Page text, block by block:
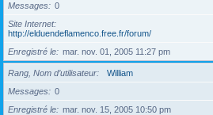
Messages
0
Site Internet
http://elduendeflamenco.free.fr/forum/
Enregistré le
mar. nov. 01, 2005 11:27 pm
Rang, Nom d’utilisateur
William
Messages
0
Enregistré le
mar. nov. 15, 2005 10:50 pm